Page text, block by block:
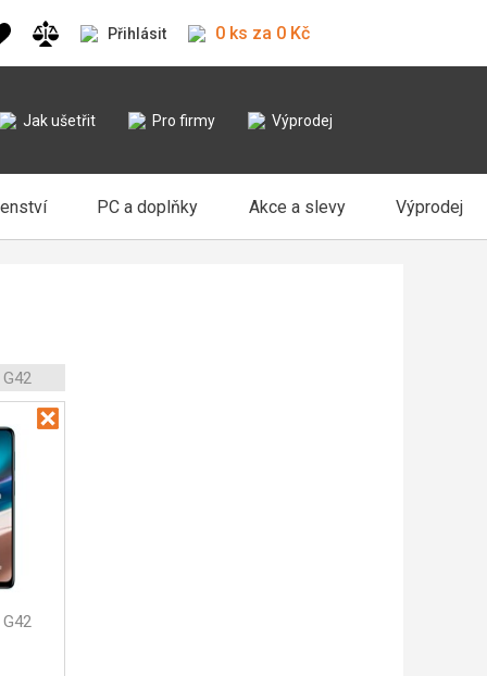
Přihlásit 0 ks za 0 Kč
Jak ušetřit Pro firmy Výprodej
PC a doplňky Akce a slevy Výprodej